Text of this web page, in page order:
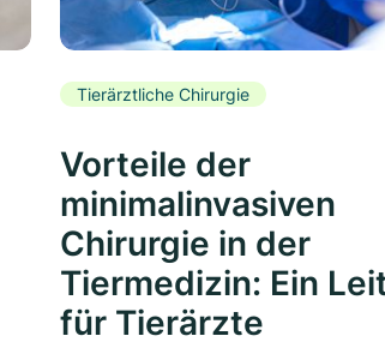
Tierärztliche Chirurgie
Vorteile der
minimalinvasiven
Chirurgie in der
Tiermedizin: Ein
für Tierärzte